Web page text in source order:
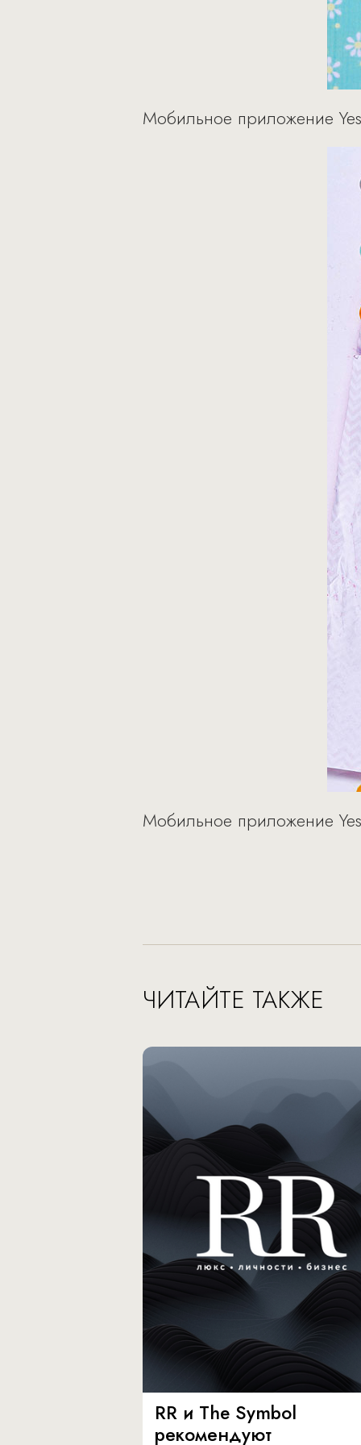
Мобильное приложение
Мобильное приложение
ЧИТАЙТЕ ТАКЖЕ
RR и The Symbol
рекомендуют